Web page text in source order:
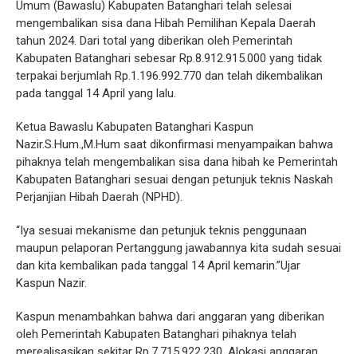
Umum (Bawaslu) Kabupaten Batanghari telah selesai
mengembalikan sisa dana Hibah Pemilihan Kepala Daerah
tahun 2024. Dari total yang diberikan oleh Pemerintah
Kabupaten Batanghari sebesar Rp.8.912.915.000 yang tidak
terpakai berjumlah Rp.1.196.992.770 dan telah dikembalikan
pada tanggal 14 April yang lalu.
Ketua Bawaslu Kabupaten Batanghari Kaspun
Nazir.S.Hum.,M.Hum saat dikonfirmasi menyampaikan bahwa
pihaknya telah mengembalikan sisa dana hibah ke Pemerintah
Kabupaten Batanghari sesuai dengan petunjuk teknis Naskah
Perjanjian Hibah Daerah (NPHD).
“Iya sesuai mekanisme dan petunjuk teknis penggunaan
maupun pelaporan Pertanggung jawabannya kita sudah sesuai
dan kita kembalikan pada tanggal 14 April kemarin.”Ujar
Kaspun Nazir.
Kaspun menambahkan bahwa dari anggaran yang diberikan
oleh Pemerintah Kabupaten Batanghari pihaknya telah